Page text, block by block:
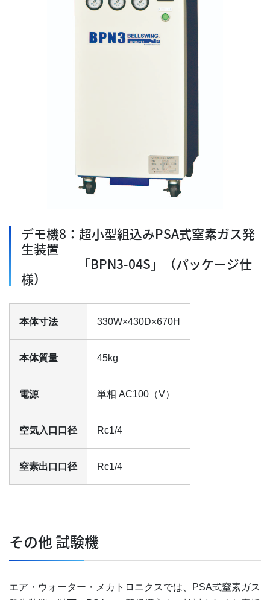
デモ機8：超小型組込みPSA式窒素ガス発
生装置
「BPN3-04S」（パッケージ仕
様）
本体寸法 330W×430D×670H
本体質量 45kg
電源 単相 AC100（V）
空気入口口径 Rc1/4
窒素出口口径 Rc1/4
その他 試験機
エア・ウォーター・メカトロニクスでは、PSA式窒素ガス